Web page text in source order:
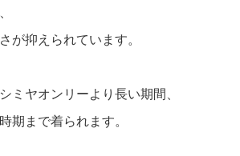
が抑えられています。
ミヤオンリーより長い期間、
期まで着られます。